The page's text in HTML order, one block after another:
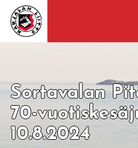
Sortavalan
70-
10.8.2024